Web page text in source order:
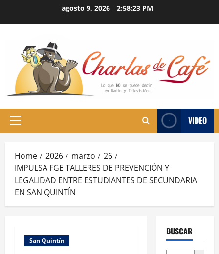
agosto 9, 2026 2:58:23 PM
Primary
VIDEO
Home 2026 marzo
26
IMPULSA FGE TALLERES DE PREVENCIÓN Y
LEGALIDAD ENTRE ESTUDIANTES DE SECUNDARIA
EN SAN QUINTÍN
San Quintín
BUSCAR